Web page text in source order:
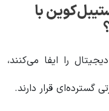
با
را ایفا می‌کنند،
گسترده‌ای قرار دارند.